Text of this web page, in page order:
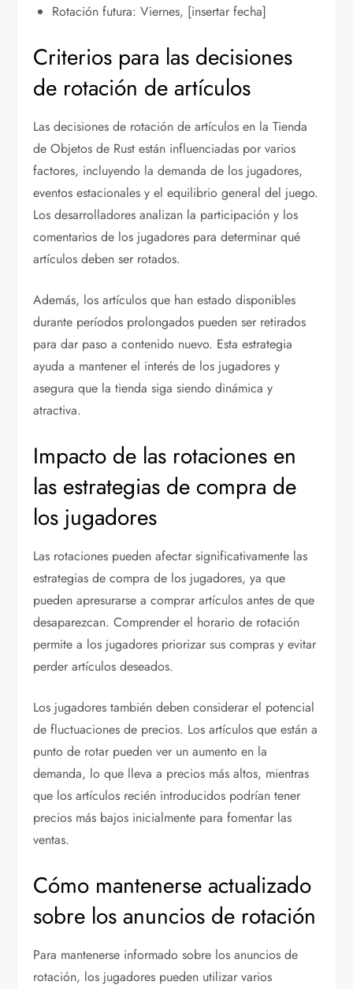
Rotación futura: Viernes, [insertar fecha]
Criterios para las decisiones
de rotación de artículos
Las decisiones de rotación de artículos en la Tienda
de Objetos de Rust están influenciadas por varios
factores, incluyendo la demanda de los jugadores,
eventos estacionales y el equilibrio general del juego.
Los desarrolladores analizan la participación y los
comentarios de los jugadores para determinar qué
artículos deben ser rotados.
Además, los artículos que han estado disponibles
durante períodos prolongados pueden ser retirados
para dar paso a contenido nuevo. Esta estrategia
ayuda a mantener el interés de los jugadores y
asegura que la tienda siga siendo dinámica y
atractiva.
Impacto de las rotaciones en
las estrategias de compra de
los jugadores
Las rotaciones pueden afectar significativamente las
estrategias de compra de los jugadores, ya que
pueden apresurarse a comprar artículos antes de que
desaparezcan. Comprender el horario de rotación
permite a los jugadores priorizar sus compras y evitar
perder artículos deseados.
Los jugadores también deben considerar el potencial
de fluctuaciones de precios. Los artículos que están a
punto de rotar pueden ver un aumento en la
demanda, lo que lleva a precios más altos, mientras
que los artículos recién introducidos podrían tener
precios más bajos inicialmente para fomentar las
ventas.
Cómo mantenerse actualizado
sobre los anuncios de rotación
Para mantenerse informado sobre los anuncios de
rotación, los jugadores pueden utilizar varios